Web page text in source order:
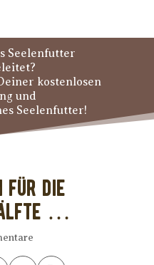
Seelenfutter
kostenlosen
und
Seelenfutter!
für die
…